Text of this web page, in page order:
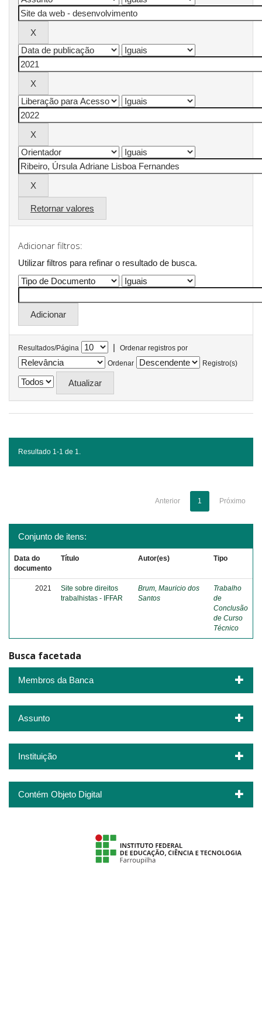
Retornar valores
Adicionar filtros:
Utilizar filtros para refinar o resultado de busca.
Resultados/Página |
Ordenar registros por
Ordenar
Registro(s)
Resultado 1-1 de 1.
Anterior 1 Próximo
Conjunto de itens:
Data do
documento
Título Autor(es) Tipo
2021
Site sobre direitos
trabalhistas - IFFAR
Brum, Mauricio dos
Santos
Trabalho
de
Conclusão
de Curso
Técnico
Busca facetada
Membros da Banca
Assunto
Instituição
Contém Objeto Digital